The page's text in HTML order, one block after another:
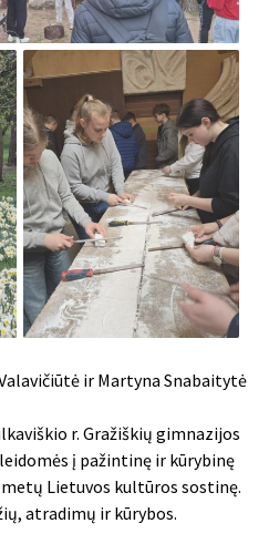
ir Martyna Snabaitytė
r. Gražiškių gimnazijos
į pažintinę ir kūrybinę
Lietuvos kultūros sostinę.
atradimų ir kūrybos.